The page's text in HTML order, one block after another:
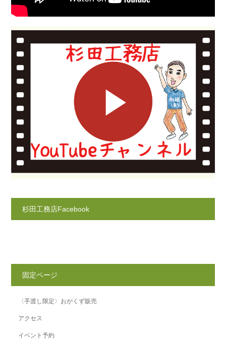
杉田工務店Facebook
固定ページ
〈手渡し限定〉おがくず販売
アクセス
イベント予約